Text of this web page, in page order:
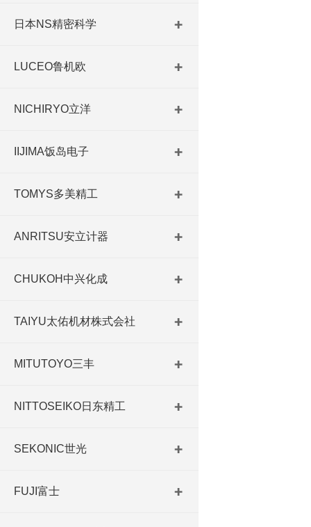
日本NS精密科学
LUCEO鲁机欧
NICHIRYO立洋
IIJIMA饭岛电子
TOMYS多美精工
ANRITSU安立计器
CHUKOH中兴化成
TAIYU太佑机材株式会社
MITUTOYO三丰
NITTOSEIKO日东精工
SEKONIC世光
FUJI富士